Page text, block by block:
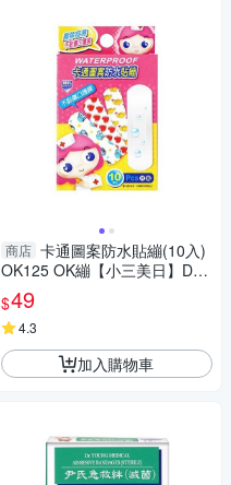
商店 卡通圖案防水貼繃(10入)
OK125 OK繃【小三美日】DS0
02666
$49
4.3
加入購物車